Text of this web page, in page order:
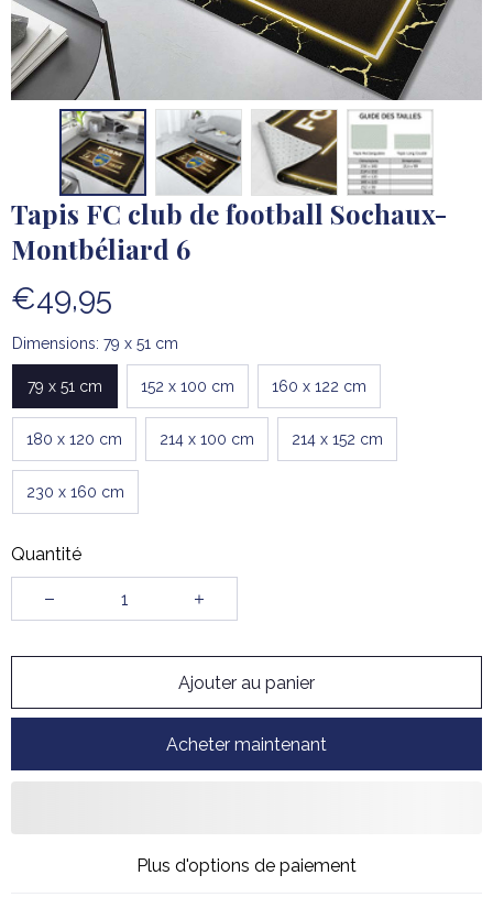
Tapis FC club de football Sochaux-
Montbéliard 6
€49,95
Dimensions: 79 x 51 cm
79 x 51 cm 152 x 100 cm 160 x 122 cm
180 x 120 cm 214 x 100 cm 214 x 152 cm
230 x 160 cm
Quantité
Ajouter au panier
Acheter maintenant
Plus d'options de paiement